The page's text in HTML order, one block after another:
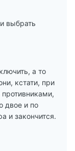
выбрать
а то
кстати, при
двое и по
и закончится.